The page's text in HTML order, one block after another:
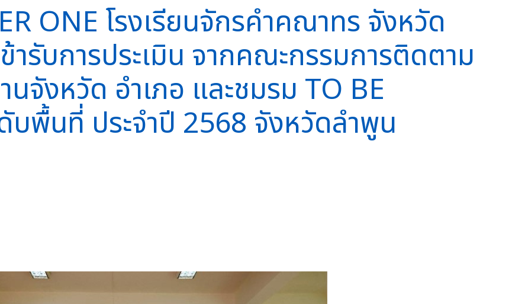
ONE โรงเรียนจักรคำคณาทร จังหวัด
ารับการประเมิน จากคณะกรรมการติดตาม
นจังหวัด อำเภอ และชมรม TO BE
บพื้นที่ ประจำปี 2568 จังหวัดลำพูน